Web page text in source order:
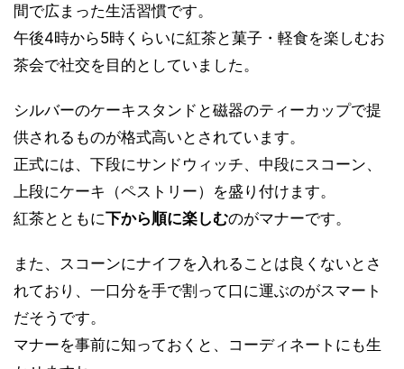
間で広まった生活習慣です。
午後4時から5時くらいに紅茶と菓子・軽食を楽しむお
茶会で社交を目的としていました。
シルバーのケーキスタンドと磁器のティーカップで提
供されるものが格式高いとされています。
正式には、下段にサンドウィッチ、中段にスコーン、
上段にケーキ（ペストリー）を盛り付けます。
紅茶とともに下から順に楽しむのがマナーです。
また、スコーンにナイフを入れることは良くないとさ
れており、一口分を手で割って口に運ぶのがスマート
だそうです。
マナーを事前に知っておくと、コーディネートにも生